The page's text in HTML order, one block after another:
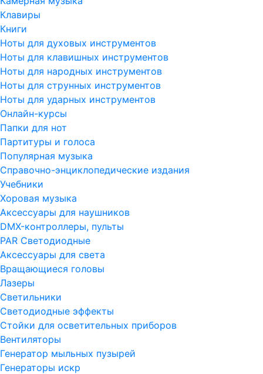
Клавиры
Книги
Ноты для духовых инструментов
Ноты для клавишных инструментов
Ноты для народных инструментов
Ноты для струнных инструментов
Ноты для ударных инструментов
Онлайн-курсы
Папки для нот
Партитуры и голоса
Популярная музыка
Справочно-энциклопедические издания
Учебники
Хоровая музыка
Аксессуары для наушников
DMX-контроллеры, пульты
PAR Светодиодные
Аксессуары для света
Вращающиеся головы
Лазеры
Светильники
Светодиодные эффекты
Стойки для осветительных приборов
Вентиляторы
Генератор мыльных пузырей
Генераторы искр